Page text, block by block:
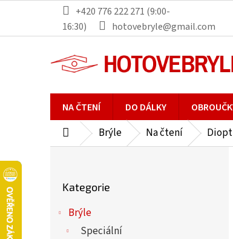
obsah
+420 776 222 271 (9:00-
16:30)
hotovebryle@gmail.com
NA ČTENÍ DO DÁLKY
DomůBrýle Na čtení
kategorie
Kategorie
Brýle
Speciální